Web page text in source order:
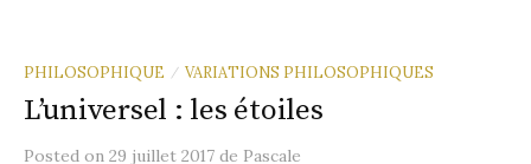
PHILOSOPHIQUE / VARIATIONS PHILOSOPHIQUES
L’universel : les étoiles
Posted on 29 juillet 2017 de Pascale